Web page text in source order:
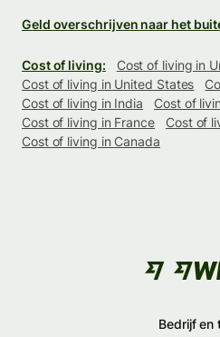
Geld overschrijven naar het
Cost of living:
Cost of living in
Cost of living in United States
Cost of living in India
Cost of
Cost of living in France
Cost of
Cost of living in Canada
Bedrijf en